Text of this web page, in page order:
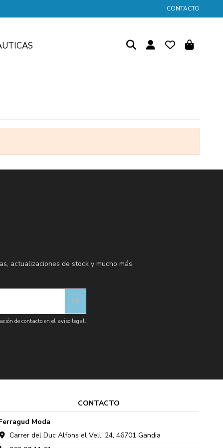
CONTACTO
actualizaciones de stock y mucho más,
de contacto en el aviso legal.
CONTACTO
Moda
Carrer del Duc Alfons el Vell, 24, 46701 Gandia